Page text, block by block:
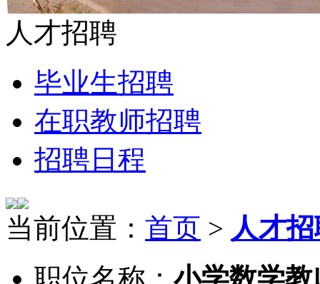
人才招聘
毕业生招聘
在职教师招聘
招聘日程
当前位置： 首页 > 人才